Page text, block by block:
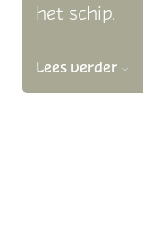
het schip.
Lees verder